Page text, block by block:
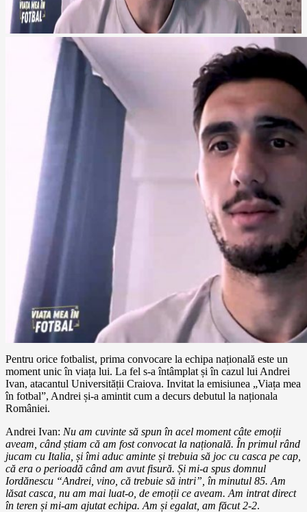
Pentru orice fotbalist, prima convocare la echipa națională este un
moment unic în viața lui. La fel s-a întâmplat și în cazul lui Andrei
Ivan, atacantul Universității Craiova. Invitat la emisiunea „Viața mea
în fotbal”, Andrei și-a amintit cum a decurs debutul la naționala
României.
Andrei Ivan: Nu am cuvinte să spun în acel moment câte emoții
aveam, când știam că am fost convocat la națională. În primul rând
jucam cu Italia, și îmi aduc aminte și trebuia să joc cu casca pe cap,
că era o perioadă când am avut fisură. Și mi-a spus domnul
Iordănescu “Andrei, vino, că trebuie să intri”, în minutul 85. Am
lăsat casca, nu am mai luat-o, de emoții ce aveam. Am intrat direct
în teren și mi-am ajutat echipa. Am și egalat, am făcut 2-2.